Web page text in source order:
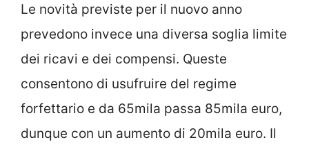
Le novità previste per il nuovo anno
prevedono invece una diversa soglia limite
dei ricavi e dei compensi. Queste
consentono di usufruire del regime
forfettario e da 65mila passa 85mila euro,
dunque con un aumento di 20mila euro. Il